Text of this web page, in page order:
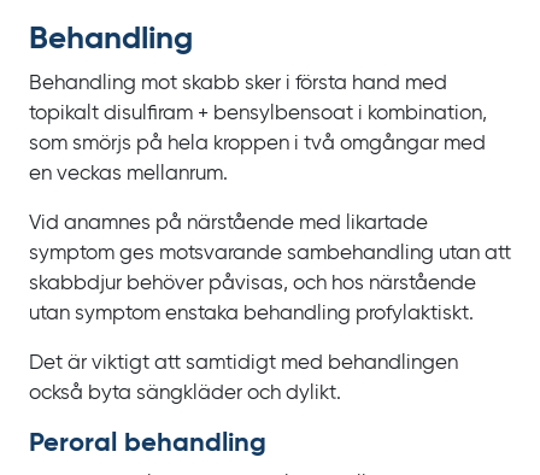
Behandling
Behandling mot skabb sker i första hand med
topikalt disulfiram + bensylbensoat i kombination,
som smörjs på hela kroppen i två omgångar med
en veckas mellanrum.
Vid anamnes på närstående med likartade
symptom ges motsvarande sambehandling utan att
skabbdjur behöver påvisas, och hos närstående
utan symptom enstaka behandling profylaktiskt.
Det är viktigt att samtidigt med behandlingen
också byta sängkläder och dylikt.
Peroral behandling